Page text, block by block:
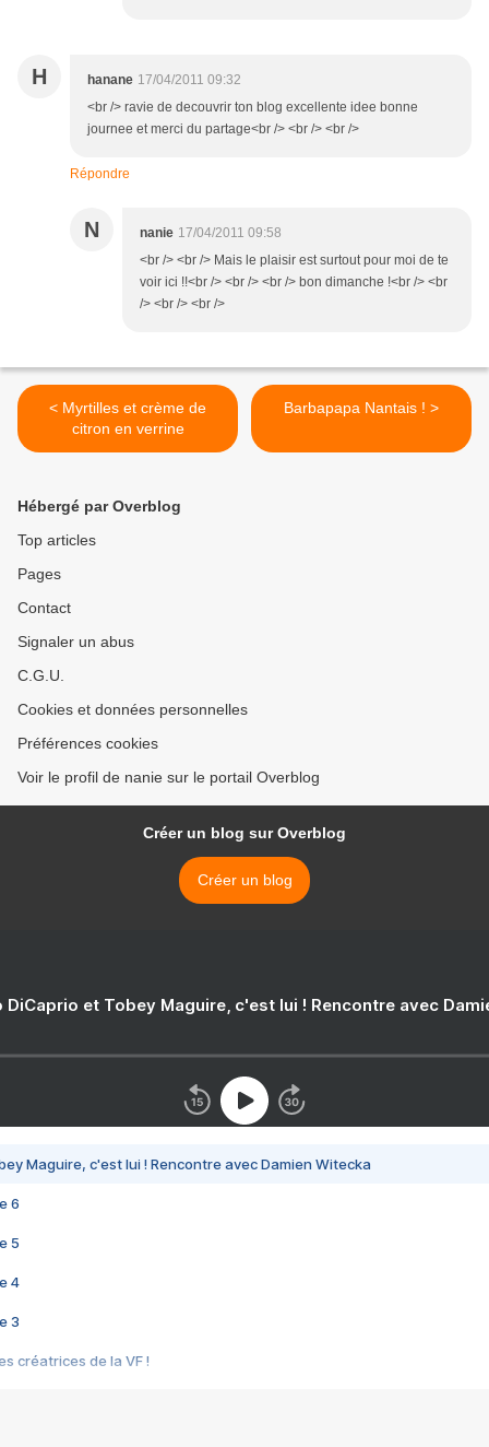
H hanane 17/04/2011 09:32
<br /> ravie de decouvrir ton blog excellente idee bonne
journee et merci du partage<br /> <br /> <br />
Répondre
N nanie 17/04/2011 09:58
<br /> <br /> Mais le plaisir est surtout pour moi de te
voir ici !!<br /> <br /> <br /> bon dimanche !<br /> <br
/> <br /> <br />
< Myrtilles et crème de
citron en verrine
Barbapapa Nantais ! >
Hébergé par Overblog
Top articles
Pages
Contact
Signaler un abus
C.G.U.
Cookies et données personnelles
Préférences cookies
Voir le profil de nanie sur le portail Overblog
Créer un blog sur Overblog
Créer un blog
DiCaprio et Tobey Maguire, c'est lui ! Rencontre avec
Maguire, c'est lui ! Rencontre avec Damien Witecka
6
5
4
3
créatrices de la VF !